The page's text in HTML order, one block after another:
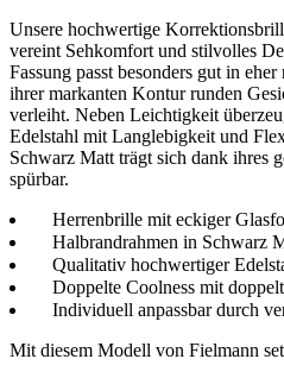
Unsere hochwertige
vereint Sehkomfort und stilvolles
Fassung passt besonders gut in
ihrer markanten Kontur runden
verleiht. Neben Leichtigkeit
Edelstahl mit Langlebigkeit und
Schwarz Matt trägt sich dank ihres
spürbar.
Herrenbrille mit eckiger
Halbrandrahmen in Schwarz
Qualitativ hochwertiger
Doppelte Coolness mit
Individuell anpassbar durch
Mit diesem Modell von Fielmann